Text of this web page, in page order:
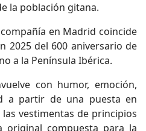
la población gitana.
en Madrid coincide
2025 del 600 aniversario de
a la Península Ibérica.
con humor, emoción,
a partir de una puesta en
vestimentas de principios
original compuesta para la